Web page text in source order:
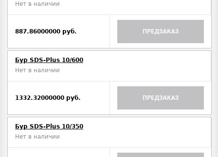
Нет в наличии
887.86000000 руб. ПРЕДЗАКАЗ
Бур SDS-Plus 10/600
Нет в наличии
1332.32000000 руб. ПРЕДЗАКАЗ
Бур SDS-Plus 10/350
Нет в наличии